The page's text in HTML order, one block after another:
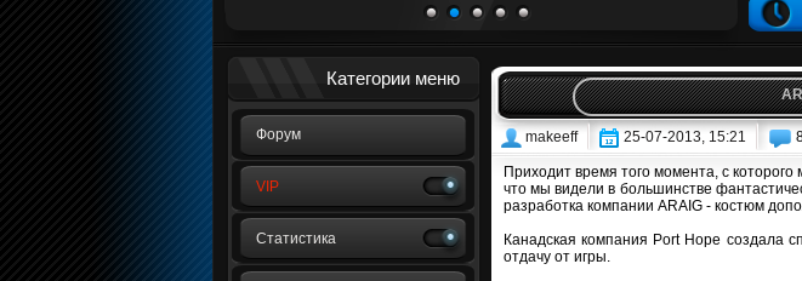
Категории меню
Форум
VIP
Статистика
makeeff 25-07-2013, 15:21
Приходит время того момента, с
что мы видели в большинстве
разработка компании ARAIG - костюм
Канадская компания Port Hope создала
отдачу от игры.